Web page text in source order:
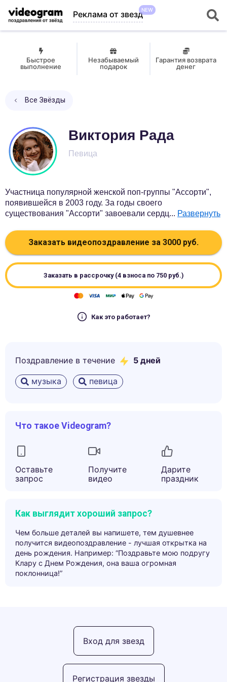
Реклама от звездNEW
Быстрое
выполнение
Незабываемый
подарок
Гарантия возврата
денег
Все Звёзды
Виктория Рада
Певица
Участница популярной женской поп-группы "Ассорти",
появившейся в 2003 году. За годы своего
существования "Ассорти" завоевали сердц... Развернуть
Заказать видеопоздравление за 3000 руб.
Заказать в рассрочку (4 взноса по 750руб.)
Как это работает?
Поздравление в течение 5 дней
музыка певица
Что такое Videogram?
Оставьте
запрос
Получите
видео
Дарите
праздник
Как выглядит хороший запрос?
Чем больше деталей вы напишете, тем душевнее
получится видеопоздравление - лучшая открытка на
день рождения. Например: “Поздравьте мою подругу
Клару с Днем Рождения, она ваша огромная
поклонница!”
Регистрация звезды
Вход для звезд